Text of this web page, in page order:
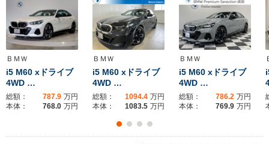
ＢＭＷ
i5 M60 xドライブ
4WD …
総額： 787.9 万円
本体：
768.0 万円
ＢＭＷ
i5 M60 xドライブ
4WD …
総額： 1094.4 万円
本体：
1083.5 万円
ＢＭＷ
i5 M60 xドライブ
4WD …
総額： 786.2 万円
本体：
769.9 万円